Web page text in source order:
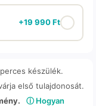
+19 990Ft
készülék.
első tulajdonosát.
ⓘ Hogyan